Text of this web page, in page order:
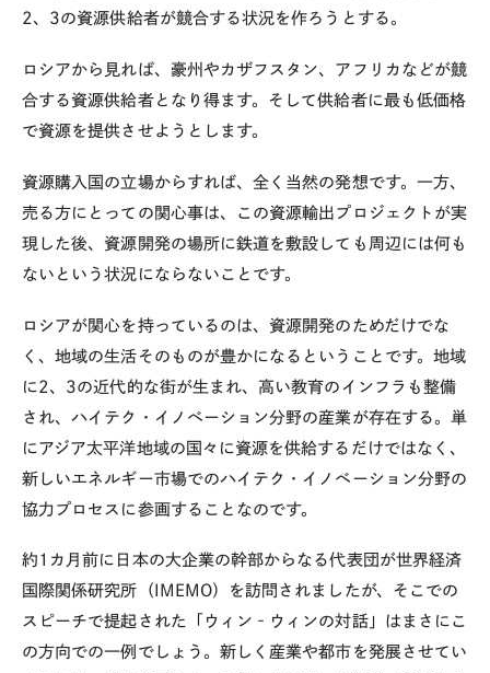
2、3の資源供給者が競合する状況を作ろうとする。
ロシアから見れば、豪州やカザフスタン、アフリカなどが競
合する資源供給者となり得ます。そして供給者に最も低価格
で資源を提供させようとします。
資源購入国の立場からすれば、全く当然の発想です。一方、
売る方にとっての関心事は、この資源輸出プロジェクトが実
現した後、資源開発の場所に鉄道を敷設しても周辺には何も
ないという状況にならないことです。
ロシアが関心を持っているのは、資源開発のためだけでな
く、地域の生活そのものが豊かになるということです。地域
に2、3の近代的な街が生まれ、高い教育のインフラも整備
され、ハイテク・イノベーション分野の産業が存在する。単
にアジア太平洋地域の国々に資源を供給するだけではなく、
新しいエネルギー市場でのハイテク・イノベーション分野の
協力プロセスに参画することなのです。
約1カ月前に日本の大企業の幹部からなる代表団が世界経済
国際関係研究所（IMEMO）を訪問されましたが、そこでの
スピーチで提起された「ウィン‐ウィンの対話」はまさにこ
の方向での一例でしょう。新しく産業や都市を発展させてい